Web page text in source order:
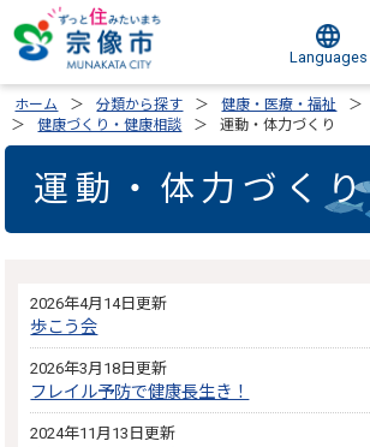
Languages
ホーム 分類から探す 健康・医療・福祉
健康づくり・健康相談
運動・体力づくり
運動・体力づくり
2026年4月14日更新
歩こう会
2026年3月18日更新
フレイル予防で健康長生き！
2024年11月13日更新